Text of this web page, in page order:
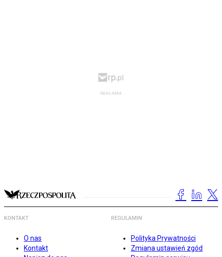
KONTAKT
O nas
Kontakt
REGULAMIN
Polityka Prywatności
Zmiana ustawień zgód